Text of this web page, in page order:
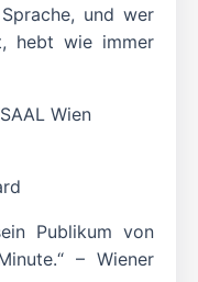
und wer
hebt wie immer
Wien
Publikum von
– Wiener